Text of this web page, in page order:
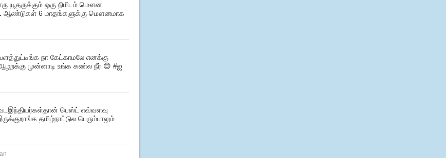
யூதருக்கும் ஒரு நிமிடம் மௌன
ஆண்டுகள் 6 மாதங்களுக்கு மௌனமாக
நா கேட்காமலே எனக்கு
ஆழறக்கு முன்னாடி உங்க கண்ல நீர் 😊 #ஐ
பெஸ்ட் எவ்வளவு
தமிழ்நாட்டுல பெரும்பாலும்